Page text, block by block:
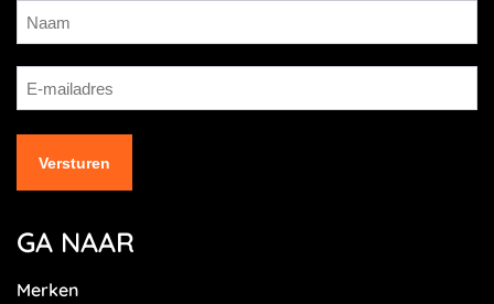
GA NAAR
Merken